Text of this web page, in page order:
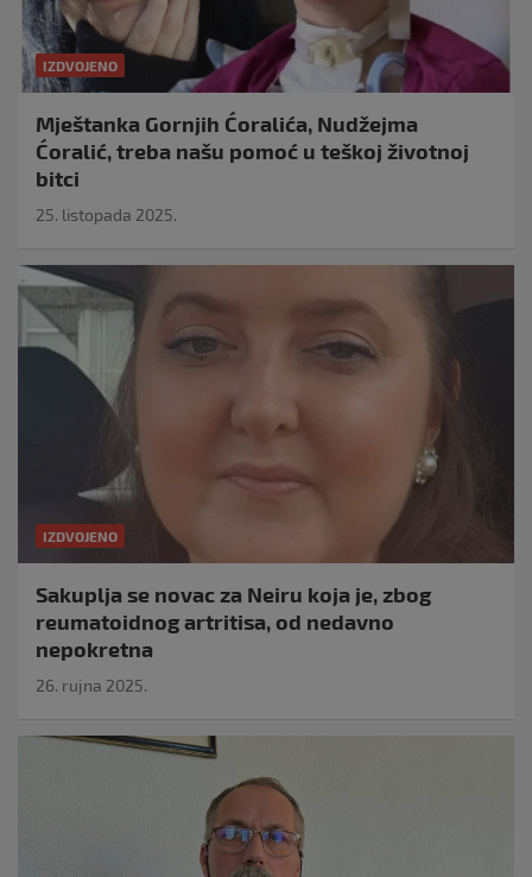
IZDVOJENO
Mještanka Gornjih Ćoralića, Nudžejma
Ćoralić, treba našu pomoć u teškoj životnoj
bitci
25. listopada 2025.
IZDVOJENO
Sakuplja se novac za Neiru koja je, zbog
reumatoidnog artritisa, od nedavno
nepokretna
26. rujna 2025.